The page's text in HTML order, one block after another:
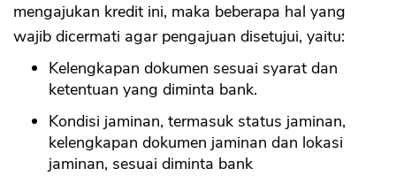
mengajukan kredit ini, maka beberapa hal yang
wajib dicermati agar pengajuan disetujui, yaitu:
Kelengkapan dokumen sesuai syarat dan
ketentuan yang diminta bank.
Kondisi jaminan, termasuk status jaminan,
kelengkapan dokumen jaminan dan lokasi
jaminan, sesuai diminta bank